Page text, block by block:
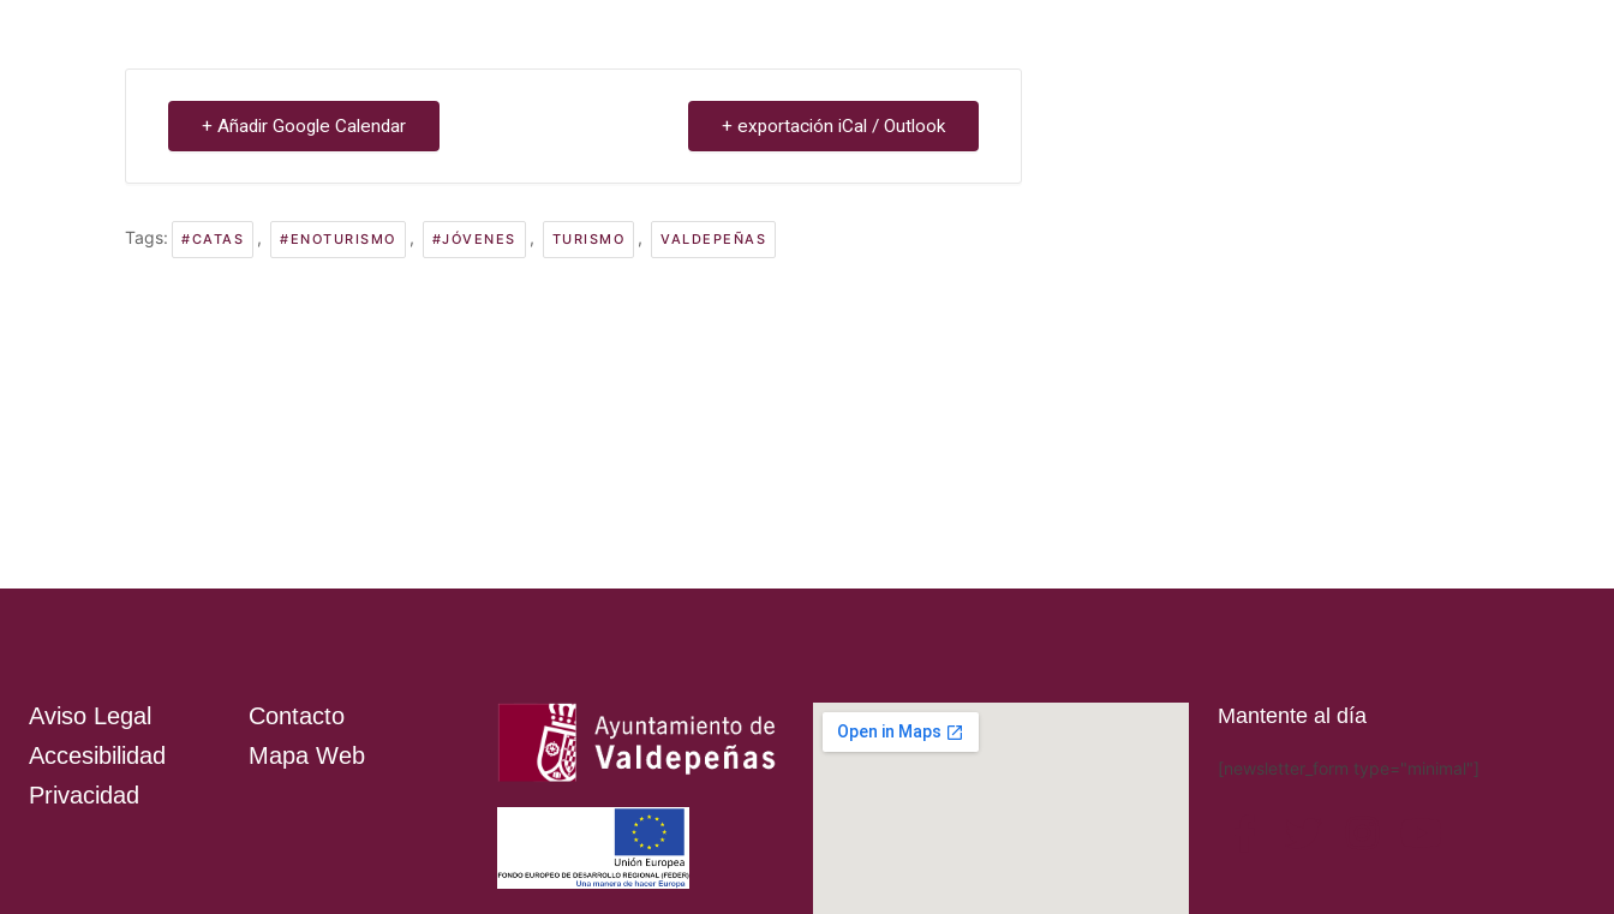
+ Añadir Google Calendar + exportación iCal / Outlook
Tags: #CATAS , #ENOTURISMO , #JÓVENES , TURISMO , VALDEPEÑAS
Aviso Legal
Accesibilidad
Privacidad
Contacto
Mapa Web
Mantente al día
[newsletter_form type="minimal"]